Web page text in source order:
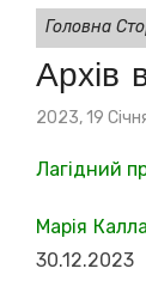
Головна
Архів
Posted
2023, 19
Лагідний
Марія
30.12.2023